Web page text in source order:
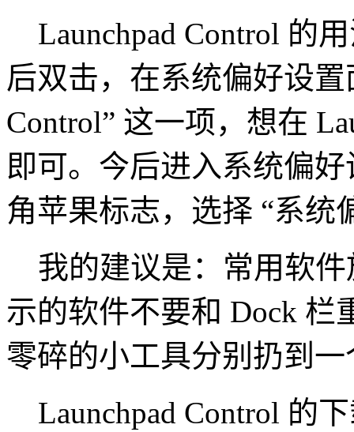
Launchpad Control 的
后双击，在系统偏好设置
Control” 这一项，想在
即可。今后进入系统偏
角苹果标志，选择 “系
我的建议是：常用软件
示的软件不要和 Dock 栏
零碎的小工具分别扔到
Launchpad Control 的